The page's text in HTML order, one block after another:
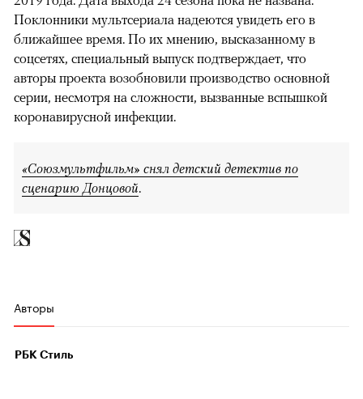
Поклонники мультсериала надеются увидеть его в
ближайшее время. По их мнению, высказанному в
соцсетях, специальный выпуск подтверждает, что
авторы проекта возобновили производство основной
серии, несмотря на сложности, вызванные вспышкой
коронавирусной инфекции.
«Союзмультфильм» снял детский детектив по
сценарию Донцовой.
Авторы
РБК Стиль